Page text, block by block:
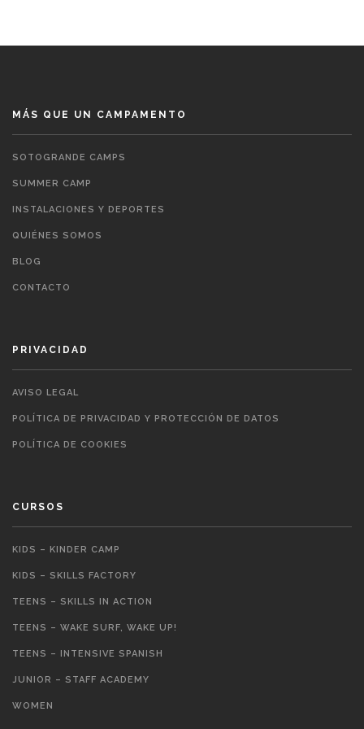
MÁS QUE UN CAMPAMENTO
SOTOGRANDE CAMPS
SUMMER CAMP
INSTALACIONES Y DEPORTES
QUIÉNES SOMOS
BLOG
CONTACTO
PRIVACIDAD
AVISO LEGAL
POLÍTICA DE PRIVACIDAD Y PROTECCIÓN DE DATOS
POLÍTICA DE COOKIES
CURSOS
KIDS – KINDER CAMP
KIDS – SKILLS FACTORY
TEENS – SKILLS IN ACTION
TEENS – WAKE SURF, WAKE UP!
TEENS – INTENSIVE SPANISH
JUNIOR – STAFF ACADEMY
WOMEN